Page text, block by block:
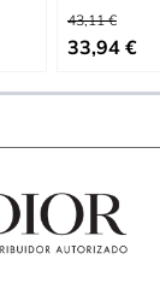
Precio habitual
43,11 €
Precio especial
33,94 €